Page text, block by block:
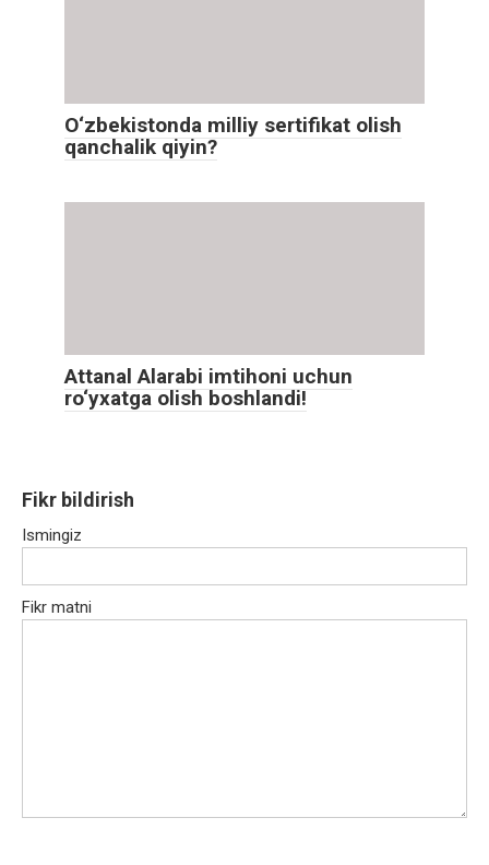
O‘zbekistonda milliy sertifikat olish
qanchalik qiyin?
Attanal Alarabi imtihoni uchun
ro‘yxatga olish boshlandi!
Fikr bildirish
Ismingiz
Fikr matni